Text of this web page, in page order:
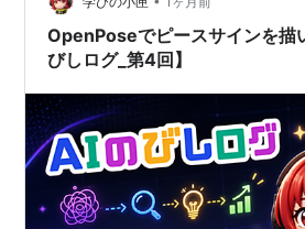
OpenPoseでピースサインを描
びしログ_第4回】